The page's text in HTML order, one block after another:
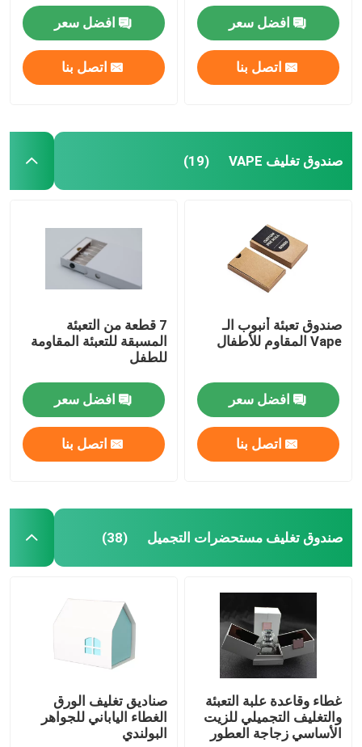
افضل سعر
اتصل بنا
افضل سعر
اتصل بنا
صندوق تغليف VAPE (19)
صندوق تعبئة أنبوب الـ
Vape المقاوم للأطفال
افضل سعر
اتصل بنا
7 قطعة من التعبئة
المسبقة للتعبئة المقاومة
للطفل
افضل سعر
اتصل بنا
صندوق تغليف مستحضرات التجميل (38)
غطاء وقاعدة علبة التعبئة
والتغليف التجميلي للزيت
الأساسي زجاجة العطور
صناديق تغليف الورق
الغطاء الياباني للجواهر
البولندي